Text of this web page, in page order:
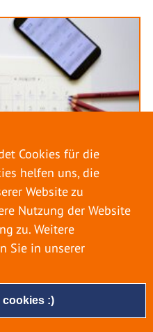
– ROHRBRUCH
2022
cookies :)
Cookies für die
helfen uns, die
Website zu
Nutzung der Website
zu. Weitere
Sie in unserer